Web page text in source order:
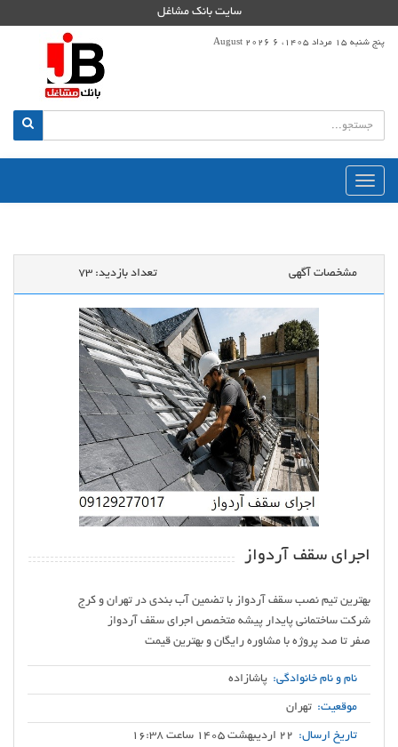
سایت بانک مشاغل
پنج شنبه 15 مرداد 1405، 6 August 2026
منوی
اصلی
مشخصات آگهی تعداد بازدید: 73
اجرای سقف آردواز
صفر تا صد پروژه با مشاوره رایگان و بهترین قیمت
نام و نام خانوادگی: پاشازاده
موقعیت: تهران
تاریخ ارسال: 22 اردیبهشت 1405 ساعت 16:38